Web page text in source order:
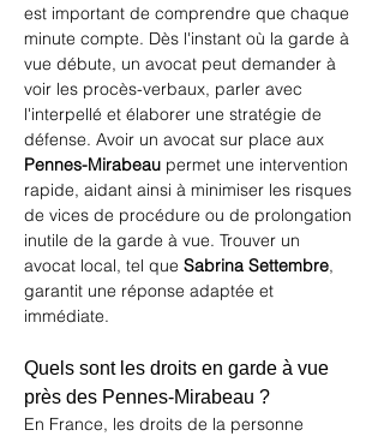
est important de comprendre que chaque
minute compte. Dès l'instant où la garde à
vue débute, un avocat peut demander à
voir les procès-verbaux, parler avec
l'interpellé et élaborer une stratégie de
défense. Avoir un avocat sur place aux
Pennes-Mirabeau permet une intervention
rapide, aidant ainsi à minimiser les risques
de vices de procédure ou de prolongation
inutile de la garde à vue. Trouver un
avocat local, tel que Sabrina Settembre,
garantit une réponse adaptée et
immédiate.
Quels sont les droits en garde à vue
près des Pennes-Mirabeau ?
En France, les droits de la personne